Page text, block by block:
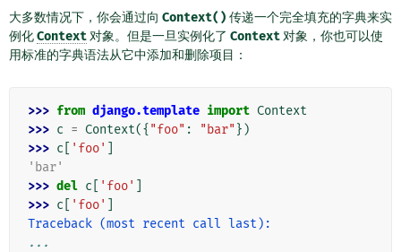
大多数情况下，你会通过向 Context() 传递一个完全填充的字典来实
例化Context 对象。但是一旦实例化了 Context 对象，你也可以使
用标准的字典语法从它中添加和删除项目：
>>> from django.template import Context
>>> c = Context({ "foo" : "bar" })
>>> c 'foo'
'bar'
>>> del c 'foo'
>>> c 'foo'
Traceback (most recent call last):
...